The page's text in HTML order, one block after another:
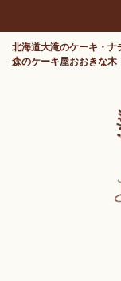
北海道大滝のケーキ・
森のケーキ屋おおきな木